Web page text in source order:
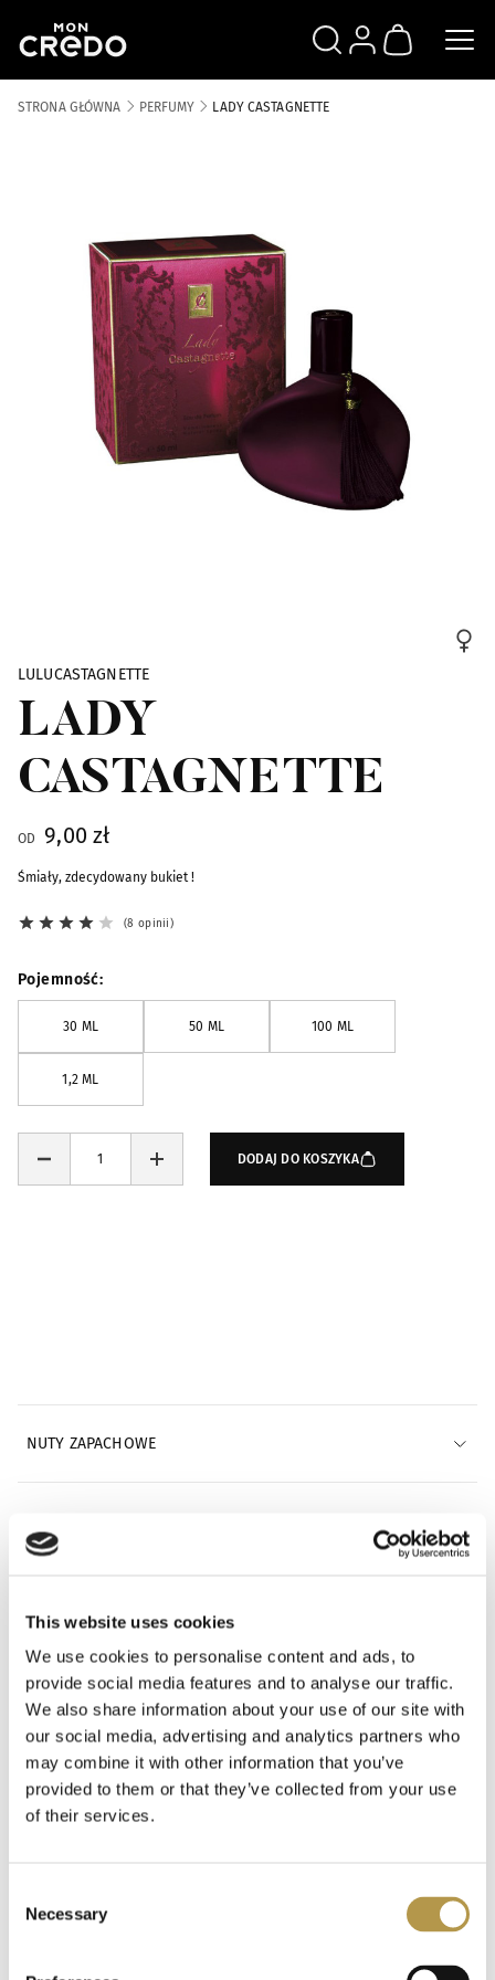
This website uses cookies
We use cookies to personalise content and ads, to
provide social media features and to analyse our traffic.
We also share information about your use of our site with
our social media, advertising and analytics partners who
may combine it with other information that you’ve
provided to them or that they’ve collected from your use
of their services.
Selection
Necessary
SZUKAJZALOGUJ SIĘ
KOSZYK
STRONA GŁÓWNA PERFUMY LADY CASTAGNETTE
LULUCASTAGNETTE
LADY
CASTAGNETTE
OD 9,00 zł
Śmiały, zdecydowany bukiet !
8 opinii
Pojemność
30 ML 50 ML 100 ML
1,2 ML
DODAJ DO KOSZYKA
NUTY ZAPACHOWE
DODATKOWE INFORMACJE